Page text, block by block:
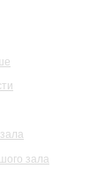
зала